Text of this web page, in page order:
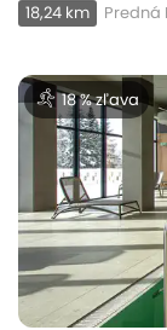
18,24 km Predná
18 % zľava